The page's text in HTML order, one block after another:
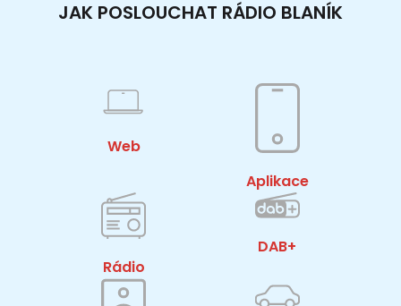
JAK POSLOUCHAT RÁDIO BLANÍK
Web
Aplikace
Rádio
DAB+